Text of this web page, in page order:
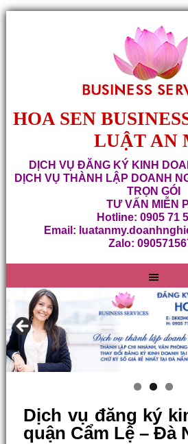
HOA SEN
LUẬT AN
DỊCH VỤ ĐĂNG KÝ KINH
DỊCH VỤ THÀNH LẬP DOANH
TRỌN GÓI
TƯ VẤN MIỄN
Hotline: 0905 71
Email:
Zalo:
Dịch vụ đăng ký
quận Cẩm Lệ – Đà